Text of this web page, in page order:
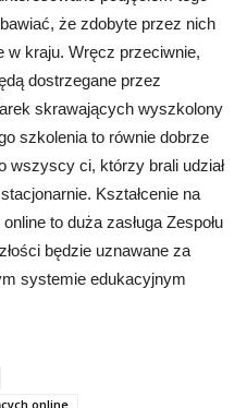
że zdobyte przez nich
w kraju. Wręcz przeciwnie,
dostrzegane przez
skrawających wyszkolony
szkolenia to równie dobrze
wszyscy ci, którzy brali udział
Kształcenie na
to duża zasługa Zespołu
będzie uznawane za
systemie edukacyjnym
online